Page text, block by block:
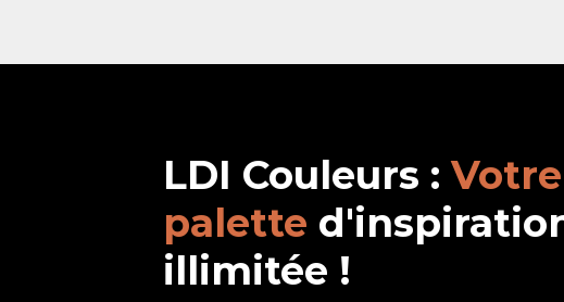
LDI Couleurs :Votre
palette
illimitée !